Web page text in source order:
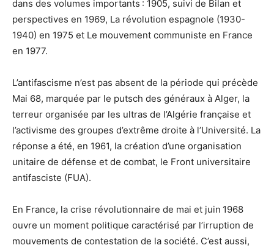
dans des volumes importants : 1905, suivi de Bilan et
perspectives en 1969, La révolution espagnole (1930-
1940) en 1975 et Le mouvement communiste en France
en 1977.
L’antifascisme n’est pas absent de la période qui précède
Mai 68, marquée par le putsch des généraux à Alger, la
terreur organisée par les ultras de l’Algérie française et
l’activisme des groupes d’extrême droite à l’Université. La
réponse a été, en 1961, la création d’une organisation
unitaire de défense et de combat, le Front universitaire
antifasciste (FUA).
En France, la crise révolutionnaire de mai et juin 1968
ouvre un moment politique caractérisé par l’irruption de
mouvements de contestation de la société. C’est aussi,